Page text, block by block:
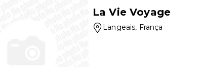
La Vie Voyage
Langeais, França